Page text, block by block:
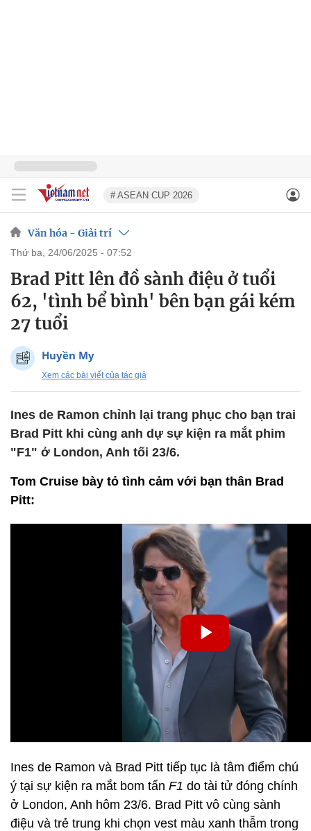
# ASEAN CUP 2026
Văn hóa - Giải trí
thứ ba, 24/06/2025 - 07:52
Brad Pitt lên đồ sành điệu ở tuổi
62, 'tình bể bình' bên bạn gái kém
27 tuổi
Huyền My
Xem các bài viết của tác giả
Ines de Ramon chỉnh lại trang phục cho bạn trai
Brad Pitt khi cùng anh dự sự kiện ra mắt phim
"F1" ở London, Anh tối 23/6.
Tom Cruise bày tỏ tình cảm với bạn thân Brad
Pitt:
Ines de Ramon và Brad Pitt tiếp tục là tâm điểm chú
ý tại sự kiện ra mắt bom tấn F1 do tài tử đóng chính
ở London, Anh hôm 23/6. Brad Pitt vô cùng sành
điệu và trẻ trung khi chọn vest màu xanh thẫm trong